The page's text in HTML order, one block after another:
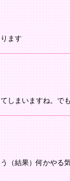
ます
しまいますね。で
（結果）何かやる